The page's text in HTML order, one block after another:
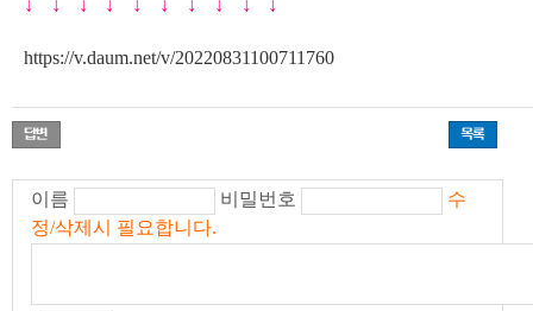
↓
↓ ↓ ↓ ↓ ↓ ↓ ↓ ↓ ↓
https://v.daum.net/v/20220831100711760
이름 비밀번호
수
정/삭제시 필요합니다.